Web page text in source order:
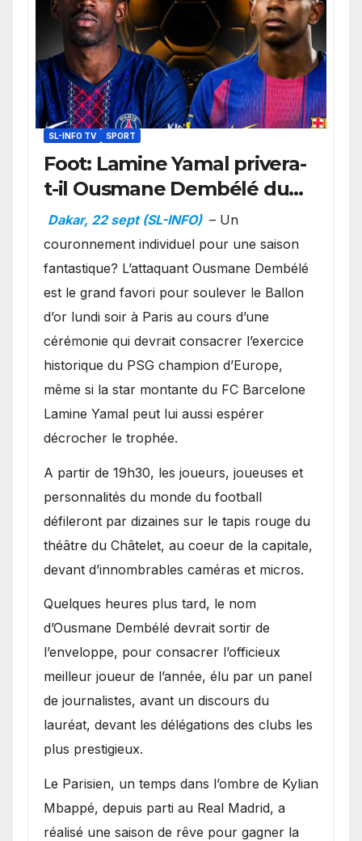
SL-INFO TV SPORT
Foot: Lamine Yamal privera-
t-il Ousmane Dembélé du
Ballon d’or ?
Dakar, 22 sept (SL-INFO) – Un
couronnement individuel pour une saison
fantastique? L’attaquant Ousmane Dembélé
est le grand favori pour soulever le Ballon
d’or lundi soir à Paris au cours d’une
cérémonie qui devrait consacrer l’exercice
historique du PSG champion d’Europe,
même si la star montante du FC Barcelone
Lamine Yamal peut lui aussi espérer
décrocher le trophée.
A partir de 19h30, les joueurs, joueuses et
personnalités du monde du football
défileront par dizaines sur le tapis rouge du
théâtre du Châtelet, au coeur de la capitale,
devant d’innombrables caméras et micros.
Quelques heures plus tard, le nom
d’Ousmane Dembélé devrait sortir de
l’enveloppe, pour consacrer l’officieux
meilleur joueur de l’année, élu par un panel
de journalistes, avant un discours du
lauréat, devant les délégations des clubs les
plus prestigieux.
Le Parisien, un temps dans l’ombre de Kylian
Mbappé, depuis parti au Real Madrid, a
réalisé une saison de rêve pour gagner la